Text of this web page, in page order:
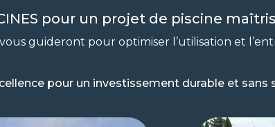
pour un projet de piscine
vous guideront pour optimiser l’utilisation et
pour un investissement durable et sans